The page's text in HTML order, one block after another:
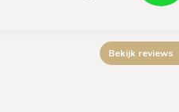
Bekijk reviews